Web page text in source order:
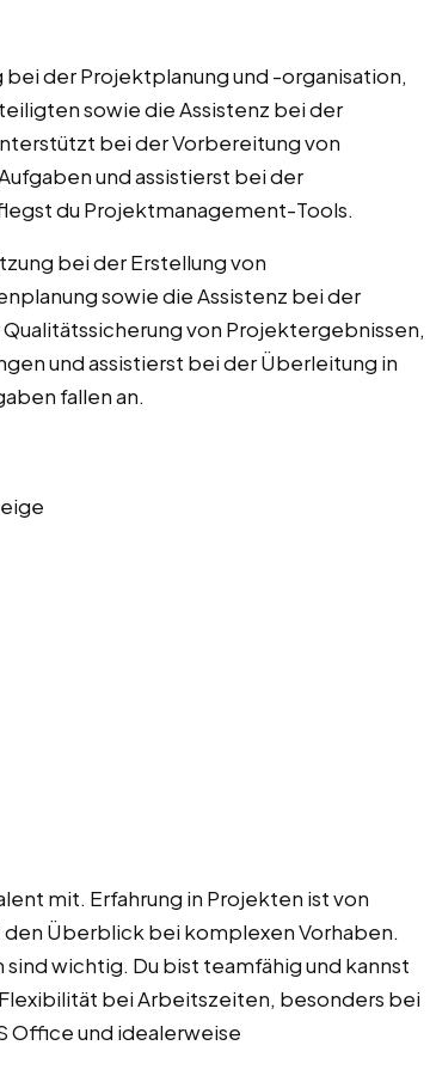
der Projektplanung und -organisation,
sowie die Assistenz bei der
bei der Vorbereitung von
und assistierst bei der
du Projektmanagement-Tools.
bei der Erstellung von
sowie die Assistenz bei der
von Projektergebnissen,
und assistierst bei der Überleitung in
fallen an.
mit. Erfahrung in Projekten ist von
Überblick bei komplexen Vorhaben.
wichtig. Du bist teamfähig und kannst
bei Arbeitszeiten, besonders bei
Office und idealerweise